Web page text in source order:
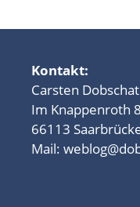
Kontakt:
Carsten Dobschat
Im Knappenroth 8
66113
Mail: